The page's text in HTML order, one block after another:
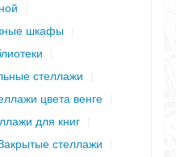
шкафы
стеллажи
цвета венге
для книг
стеллажи